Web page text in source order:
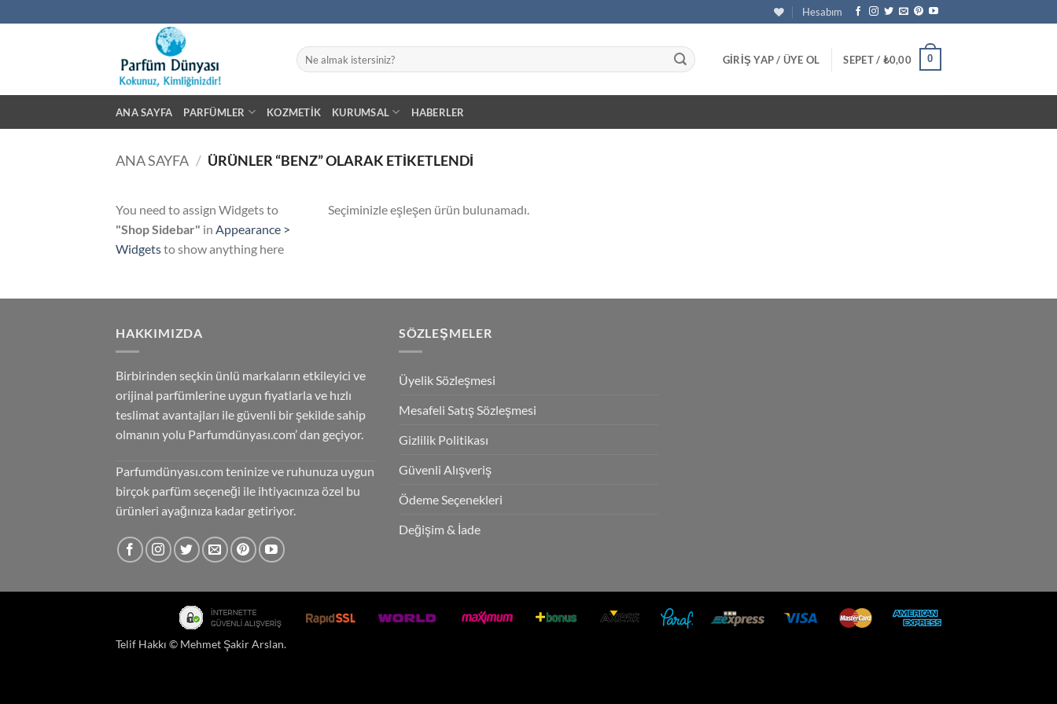
atla
Hesabım
Ara:
GIRIŞ YAP / ÜYE OL SEPET / ₺0,00 0
ANA SAYFA PARFÜMLER KOZMETIK KURUMSAL HABERLER
ANA SAYFA / ÜRÜNLER “BENZ” OLARAK ETIKETLENDI
You need to assign Widgets to
"Shop Sidebar" in Appearance >
Widgetsto show anything here
Seçiminizle eşleşen ürün bulunamadı.
HAKKIMIZDA
Birbirinden seçkin ünlü markaların etkileyici ve
orijinal parfümlerine uygun fiyatlarla ve hızlı
teslimat avantajları ile güvenli bir şekilde sahip
olmanın yolu Parfumdünyası.com’ dan geçiyor.
Parfumdünyası.com teninize ve ruhunuza uygun
birçok parfüm seçeneği ile ihtiyacınıza özel bu
ürünleri ayağınıza kadar getiriyor.
SÖZLEŞMELER
Üyelik Sözleşmesi
Mesafeli Satış Sözleşmesi
Gizlilik Politikası
Güvenli Alışveriş
Ödeme Seçenekleri
Değişim & İade
Telif Hakkı © Mehmet Şakir Arslan.